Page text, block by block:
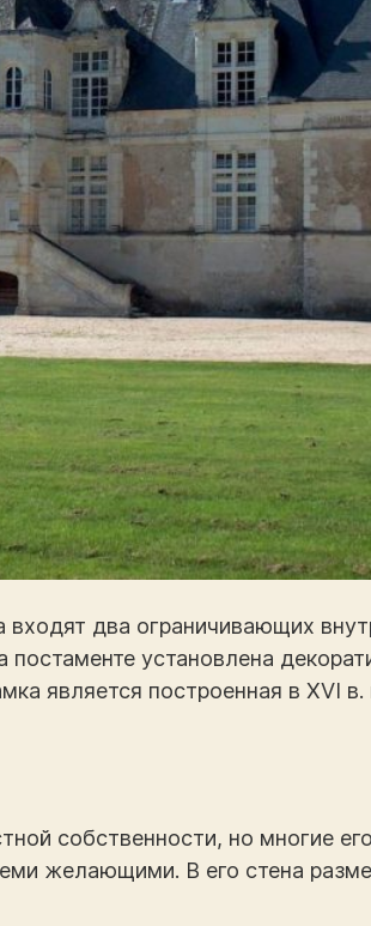
входят два ограничивающих
установлена
является построенная в XVI в.
собственности, но многие
желающими. В его стена